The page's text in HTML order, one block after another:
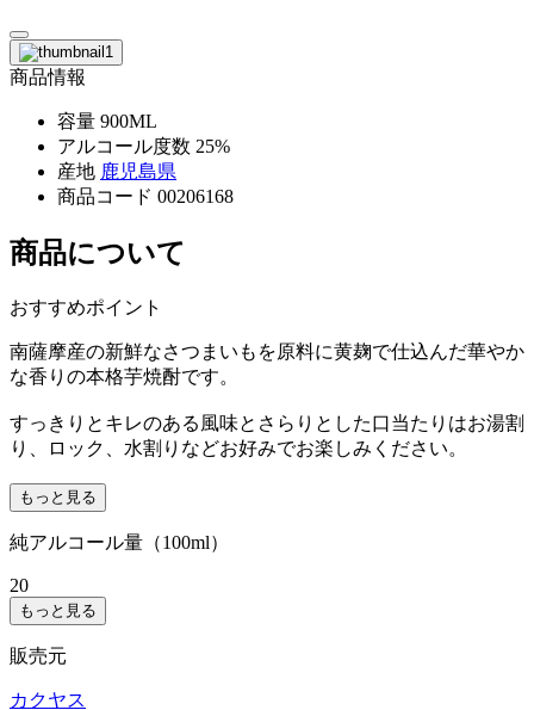
商品情報
容量 900ML
アルコール度数 25%
産地 鹿児島県
商品コード 00206168
商品について
おすすめポイント
南薩摩産の新鮮なさつまいもを原料に黄麹で仕込んだ華やか
な香りの本格芋焼酎です。
すっきりとキレのある風味とさらりとした口当たりはお湯割
り、ロック、水割りなどお好みでお楽しみください。
もっと見る
純アルコール量（100ml）
20
もっと見る
販売元
カクヤス